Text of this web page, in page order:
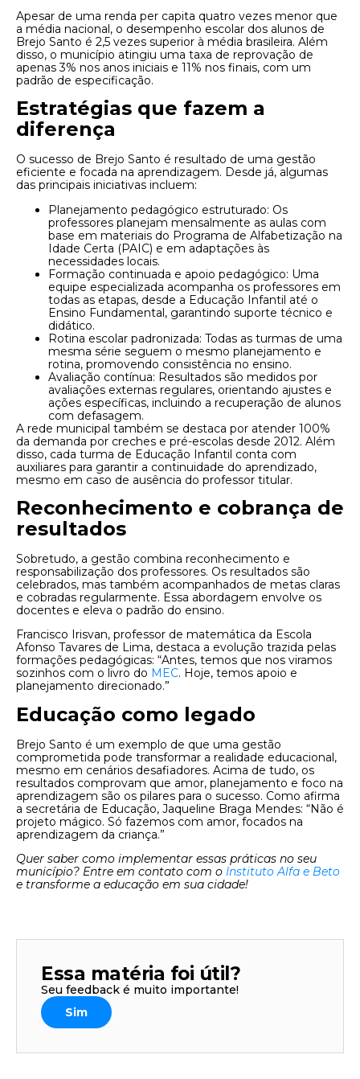
Apesar de uma renda per capita quatro vezes menor que
a média nacional, o desempenho escolar dos alunos de
Brejo Santo é 2,5 vezes superior à média brasileira. Além
disso, o município atingiu uma taxa de reprovação de
apenas 3% nos anos iniciais e 11% nos finais, com um
padrão de especificação.
Estratégias que fazem a
diferença
O sucesso de Brejo Santo é resultado de uma gestão
eficiente e focada na aprendizagem. Desde já, algumas
das principais iniciativas incluem:
Planejamento pedagógico estruturado: Os
professores planejam mensalmente as aulas com
base em materiais do Programa de Alfabetização na
Idade Certa (PAIC) e em adaptações às
necessidades locais.
Formação continuada e apoio pedagógico: Uma
equipe especializada acompanha os professores em
todas as etapas, desde a Educação Infantil até o
Ensino Fundamental, garantindo suporte técnico e
didático.
Rotina escolar padronizada: Todas as turmas de uma
mesma série seguem o mesmo planejamento e
rotina, promovendo consistência no ensino.
Avaliação contínua: Resultados são medidos por
avaliações externas regulares, orientando ajustes e
ações específicas, incluindo a recuperação de alunos
com defasagem.
A rede municipal também se destaca por atender 100%
da demanda por creches e pré-escolas desde 2012. Além
disso, cada turma de Educação Infantil conta com
auxiliares para garantir a continuidade do aprendizado,
mesmo em caso de ausência do professor titular.
Reconhecimento e cobrança de
resultados
Sobretudo, a gestão combina reconhecimento e
responsabilização dos professores. Os resultados são
celebrados, mas também acompanhados de metas claras
e cobradas regularmente. Essa abordagem envolve os
docentes e eleva o padrão do ensino.
Francisco Irisvan, professor de matemática da Escola
Afonso Tavares de Lima, destaca a evolução trazida pelas
formações pedagógicas: “Antes, temos que nos viramos
sozinhos com o livro do MEC. Hoje, temos apoio e
planejamento direcionado.”
Educação como legado
Brejo Santo é um exemplo de que uma gestão
comprometida pode transformar a realidade educacional,
mesmo em cenários desafiadores. Acima de tudo, os
resultados comprovam que amor, planejamento e foco na
aprendizagem são os pilares para o sucesso. Como afirma
a secretária de Educação, Jaqueline Braga Mendes: “Não é
projeto mágico. Só fazemos com amor, focados na
aprendizagem da criança.”
Quer saber como implementar essas práticas no seu
município? Entre em contato com o Instituto Alfa e Beto
e transforme a educação em sua cidade!
Essa matéria foi útil?
Seu feedback é muito importante!
Sim